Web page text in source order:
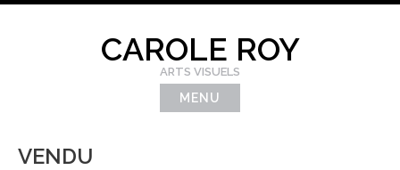
CAROLE ROY
ARTS VISUELS
MENU
VENDU